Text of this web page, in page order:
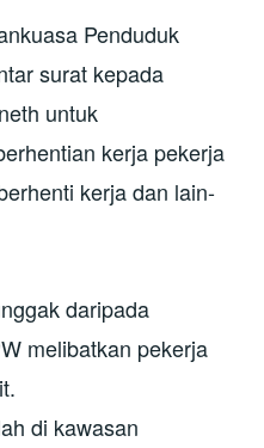
Penduduk
surat kepada
untuk
kerja pekerja
kerja dan lain-
daripada
melibatkan pekerja
di kawasan